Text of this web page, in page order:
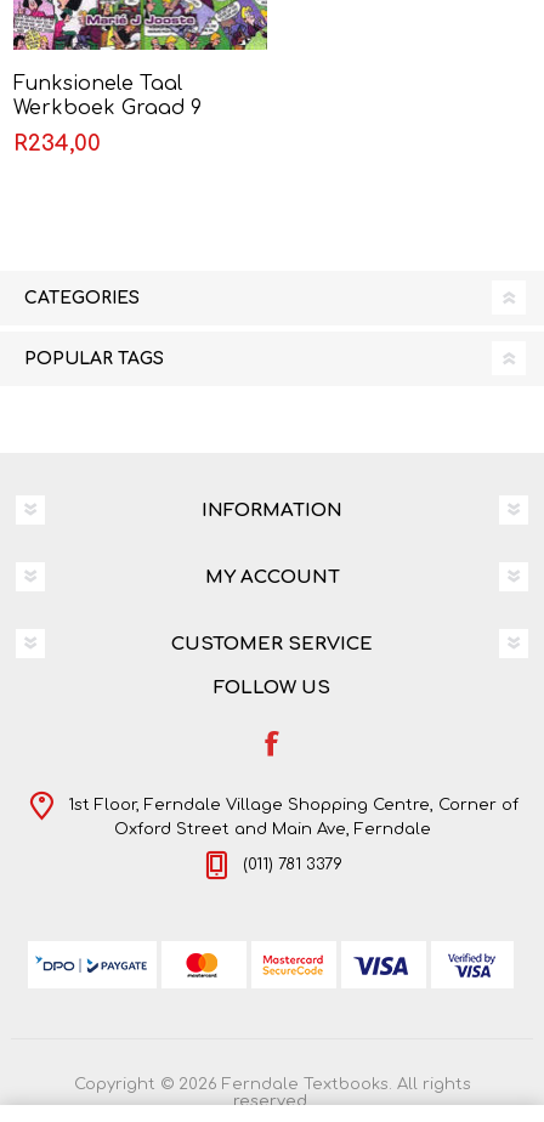
Funksionele Taal
Werkboek Graad 9
(Eerste Addisionele Taal)
R234,00
CATEGORIES
POPULAR TAGS
INFORMATION
MY ACCOUNT
CUSTOMER SERVICE
FOLLOW US
1st Floor, Ferndale Village Shopping Centre, Corner of
Oxford Street and Main Ave, Ferndale
(011) 781 3379
Copyright © 2026 Ferndale Textbooks. All rights
reserved.